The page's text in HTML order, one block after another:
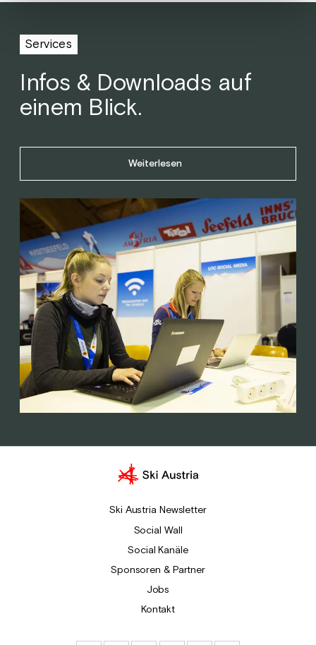
Services
Infos & Downloads auf
einem Blick.
Weiterlesen
Ski Austria Newsletter
Social Wall
Social Kanäle
Sponsoren & Partner
Jobs
Kontakt